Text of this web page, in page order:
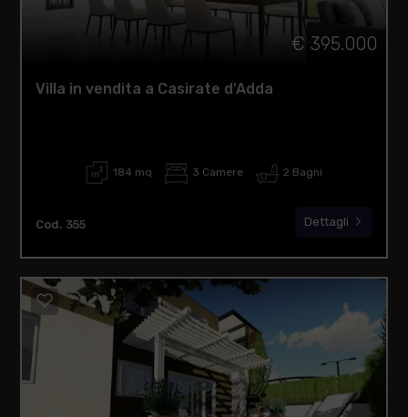
€ 395.000
Villa in vendita a Casirate d'Adda
184 mq 3 Camere 2 Bagni
Cod. 355 Dettagli